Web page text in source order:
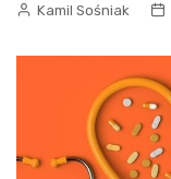
Kamil Sośniak